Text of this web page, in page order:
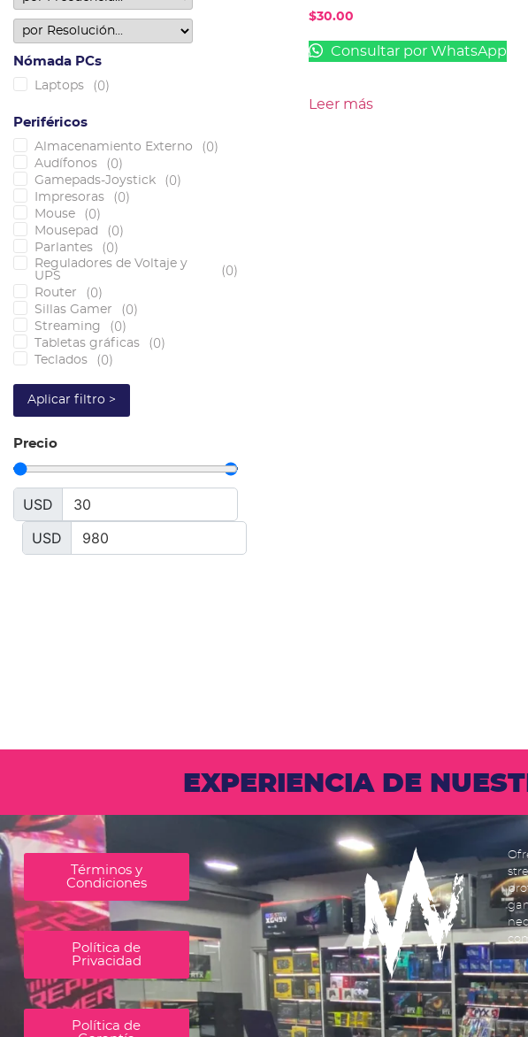
Nómada PCs
Laptops (0)
Periféricos
Almacenamiento Externo (0)
Audífonos (0)
Gamepads-Joystick (0)
Impresoras (0)
Mouse (0)
Mousepad (0)
Parlantes (0)
Reguladores de Voltaje y
UPS
(0)
Router (0)
Sillas Gamer (0)
Streaming (0)
Tabletas gráficas (0)
Teclados (0)
Aplicar filtro >
Precio
USD
USD
$30.00
Consultar por WhatsApp
Leer más
EXPERIENCIA DE
Términos y
Condiciones
Política de
Privacidad
Política de